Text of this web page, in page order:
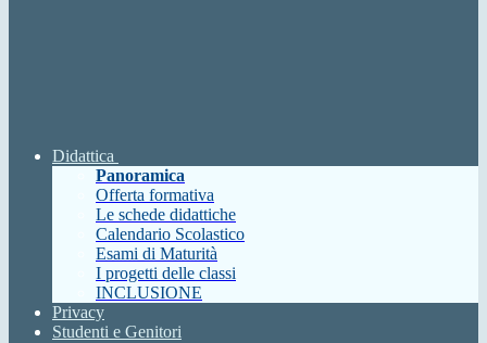
Didattica
Panoramica
Offerta formativa
Le schede didattiche
Calendario Scolastico
Esami di Maturità
I progetti delle classi
INCLUSIONE
Privacy
Studenti e Genitori